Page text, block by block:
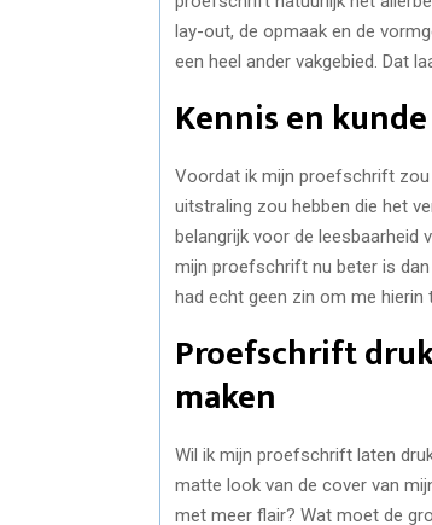
lay-out, de opmaak en de
een heel ander vakgebied. Dat
Kennis en
Voordat ik mijn proefschrift
uitstraling zou hebben die het
belangrijk voor de
mijn proefschrift nu beter is
had echt geen zin om me
Proefschrift
maken
Wil ik mijn proefschrift laten
matte look van de cover van
met meer flair? Wat moet de